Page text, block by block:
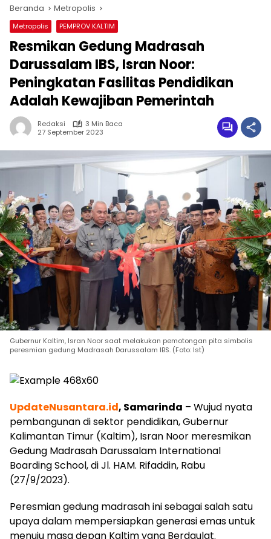
Beranda Metropolis
Metropolis PEMPROV KALTIM
Resmikan Gedung Madrasah
Darussalam IBS, Isran Noor:
Peningkatan Fasilitas Pendidikan
Adalah Kewajiban Pemerintah
Redaksi
3 Min Baca
27 September 2023
Gubernur Kaltim, Isran Noor saat melakukan pemotongan pita simbolis
peresmian gedung Madrasah Darussalam IBS. (Foto: Ist)
UpdateNusantara.id, Samarinda – Wujud nyata
pembangunan di sektor pendidikan, Gubernur
Kalimantan Timur (Kaltim), Isran Noor meresmikan
Gedung Madrasah Darussalam International
Boarding School, di Jl. HAM. Rifaddin, Rabu
(27/9/2023).
Peresmian gedung madrasah ini sebagai salah satu
upaya dalam mempersiapkan generasi emas untuk
menuju masa depan Kaltim yang Berdaulat.